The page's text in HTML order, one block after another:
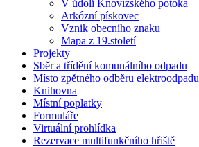
V údolí Knovízského potoka
Arkózní pískovec
Vznik obecního znaku
Mapa z 19.století
Projekty
Sběr a třídění komunálního odpadu
Místo zpětného odběru elektroodpadu
Knihovna
Místní poplatky
Formuláře
Virtuální prohlídka
Rezervace multifunkčního hřiště